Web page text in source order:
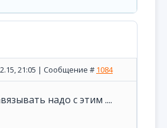
21:05 | Сообщение # 1084
надо с этим ....